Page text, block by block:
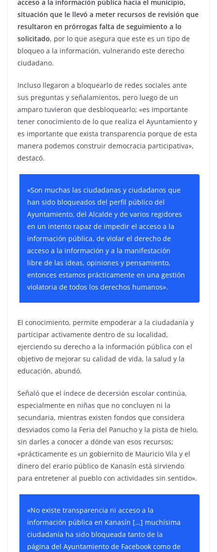
acceso a la información pública hacia el municipio,
situación que le llevó a meter recursos de revisión que
resultaron en prórrogas falta de seguimiento a lo
solicitado, por lo que asegura que este es un tipo de
bloqueo a la información, vulnerando este derecho
ciudadano.
Incluso llegaron a bloquearlo de redes sociales ante
sus preguntas y señalamientos, pero luego de un
amparo tuvieron que desbloquearlo; «es importante
tener conocimiento de lo que realiza el Ayuntamiento y
es importante que exista transparencia porque de esta
manera podemos construir democracia participativa»,
destacó.
«Son muchas las ciudadanas y ciudadanos que
han sido bloqueados del perfil público del
Ayuntamiento, del Alcalde y de varios regidores
en un intento rapaz de impedir el acceso a la
información pública, de violar el derecho de
acceso a la información y a la manifestación
libre de las ideas, opiniones y pensamiento,
entonces estamos prácticamente en una gestión
violatoria de todos los derechos humanos».
El conocimiento, permite empoderar a la ciudadanía y
participar activamente dentro de su localidad,
ejerciendo su derecho a la información pública con el
objetivo de mejorar su calidad de vida, la salud y la
educación, abundó.
Señaló que el índece de decersión escolar continúa,
especialmente en niñas que no concluyen ni la
secundaria, mientras existen fondos que considera
desviados como la Feria del Panucho y la pista de hielo,
sin darles a conocer a dónde van esos recursos;
«prácticamente es un gobiernito de Mauricio Vila y el
dinero del erario público de Kanasín está sirviendo
para entretener al pueblo con actividades sin sentido».
«No existe transparencia ni acceso a la
información pública en Kanasín […] muchísima
ciudadanía ha sido bloqueada tanto de la
página del Ayuntamiento de Facebook como de